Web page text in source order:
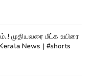
முதியவரை மீட்க உயிரை
News | #shorts